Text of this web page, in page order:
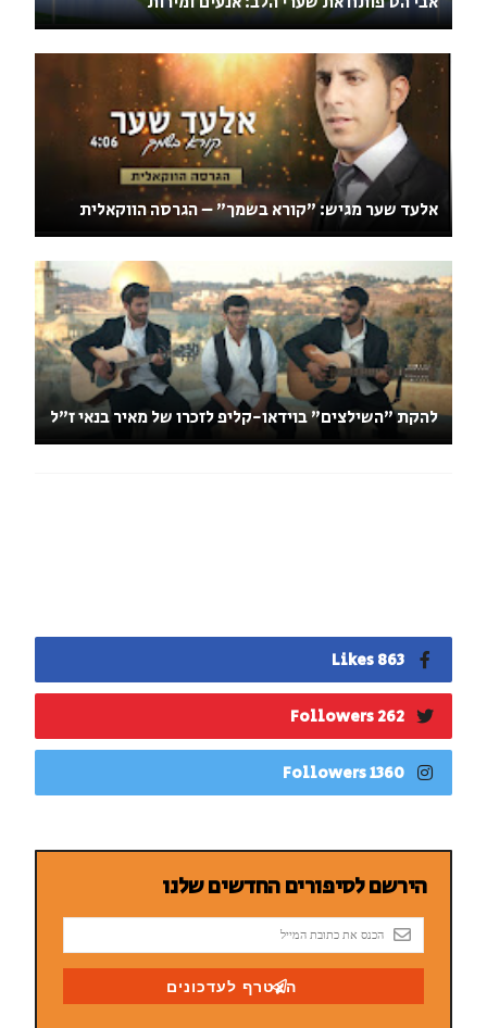
אלעד שער מגיש: "קורא בשמך" – הגרסה הווקאלית
להקת "השילצים" בוידאו-קליפ לזכרו של מאיר בנאי ז"ל
863 Likes
262 Followers
1360 Followers